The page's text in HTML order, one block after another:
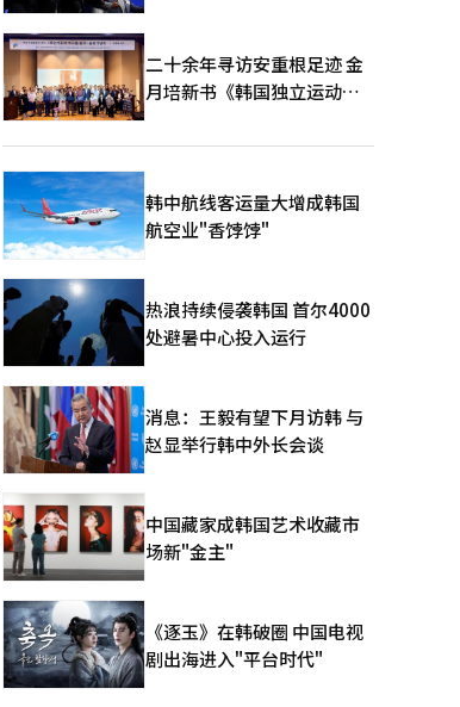
二十余年寻访安重根足迹 金
月培新书《韩国独立运动圣
版
韩中航线客运量大增成韩国
航空业"香饽饽"
热浪持续侵袭韩国 首尔4000
处避暑中心投入运行
消息：王毅有望下月访韩 与
赵显举行韩中外长会谈
中国藏家成韩国艺术收藏市
场新"金主"
《逐玉》在韩破圈 中国电视
剧出海进入"平台时代"